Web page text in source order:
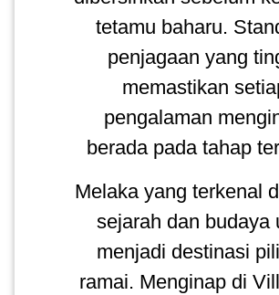
tetamu baharu.
penjagaan yang
memastikan
pengalaman
berada pada tahap
Melaka yang terkenal
sejarah dan budaya
menjadi destinasi
ramai. Menginap di